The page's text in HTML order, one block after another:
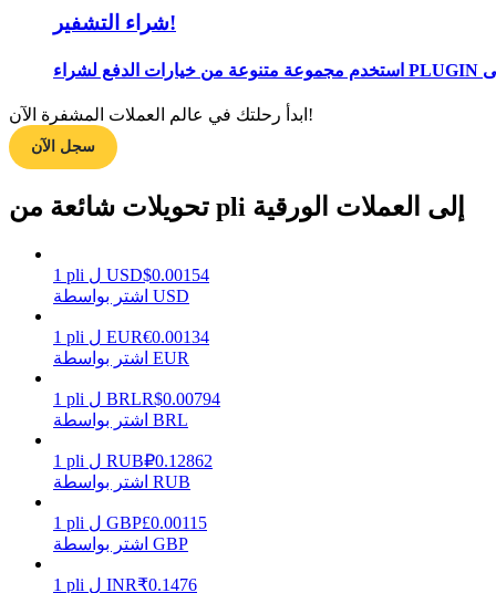
مرشد
دليل المبتدئين للعقود الآجلة
استراتيجيات التداول
تعلم كيفية البقاء مربحة
شراء التشفير!
ابدأ رحلتك في عالم العملات المشفرة الآن!
سجل الآن
تحويلات شائعة من pli إلى العملات الورقية
1 pli ل USD$0.00154
اشتر بواسطة USD
1 pli ل EUR€0.00134
اشتر بواسطة EUR
1 pli ل BRLR$0.00794
اشتر بواسطة BRL
1 pli ل RUB₽0.12862
اشتر بواسطة RUB
1 pli ل GBP£0.00115
اشتر بواسطة GBP
1 pli ل INR₹0.1476